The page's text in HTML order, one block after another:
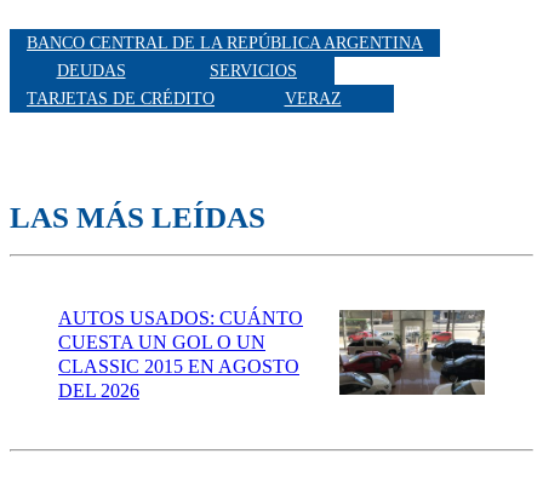
BANCO CENTRAL DE LA REPÚBLICA ARGENTINA
DEUDAS
SERVICIOS
TARJETAS DE CRÉDITO
VERAZ
LAS MÁS LEÍDAS
AUTOS USADOS: CUÁNTO
CUESTA UN GOL O UN
CLASSIC 2015 EN AGOSTO
DEL 2026